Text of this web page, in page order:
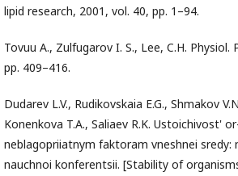
lipid research, 2001, vol. 40, pp. 1–94.
Tovuu A., Zulfugarov I. S., Lee, C.H. Physiol.
pp. 409–416.
Dudarev L.V., Rudikovskaia E.G., Shmakov
Konenkova T.A., Saliaev R.K. Ustoichivost'
neblagopriiatnym faktoram vneshnei sredy:
nauchnoi konferentsii. [Stability of